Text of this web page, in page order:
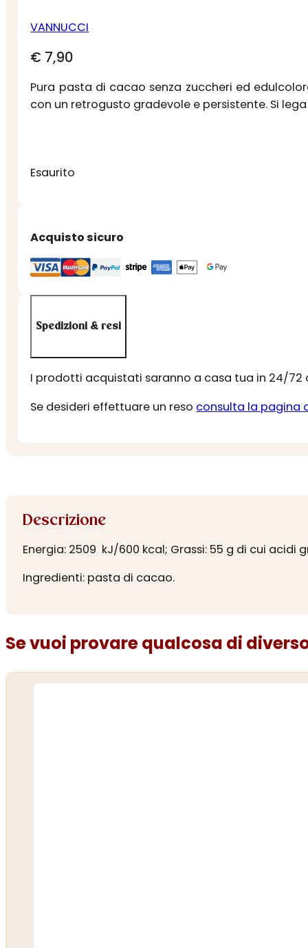
VANNUCCI
€ 7,90
Pura pasta di cacao senza zuccheri ed
con un retrogusto gradevole e persistente. Si
Esaurito
Acquisto sicuro
Spedizioni & resi
I prodotti acquistati saranno a casa tua in 24/72
Se desideri effettuare un reso consulta la pagina
Descrizione
Energia: 2509 kJ/600 kcal; Grassi: 55 g di cui acidi
Ingredienti: pasta di cacao.
Se vuoi provare qualcosa di